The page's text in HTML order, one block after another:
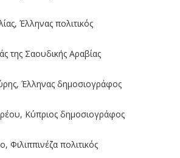
Έλληνας πολιτικός
της Σαουδικής Αραβίας
Έλληνας δημοσιογράφος
Κύπριος δημοσιογράφος
Φιλιππινέζα πολιτικός